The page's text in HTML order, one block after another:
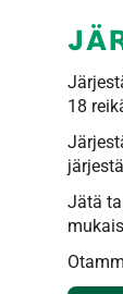
18
Jätä